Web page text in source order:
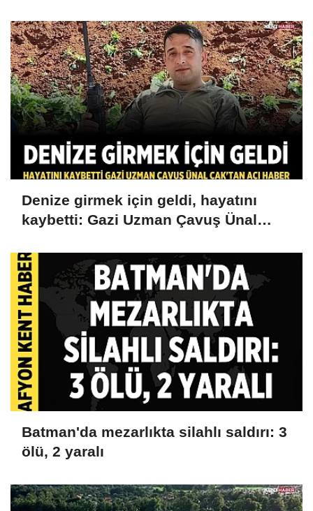
Denize girmek için geldi, hayatını
kaybetti: Gazi Uzman Çavuş Ünal
Batman'da mezarlıkta silahlı saldırı: 3
ölü, 2 yaralı